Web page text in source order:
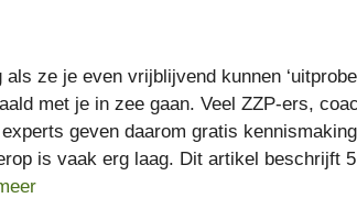
ze je even vrijblijvend kunnen
met je in zee gaan. Veel ZZP-ers,
geven daarom gratis
is vaak erg laag. Dit artikel beschrijft